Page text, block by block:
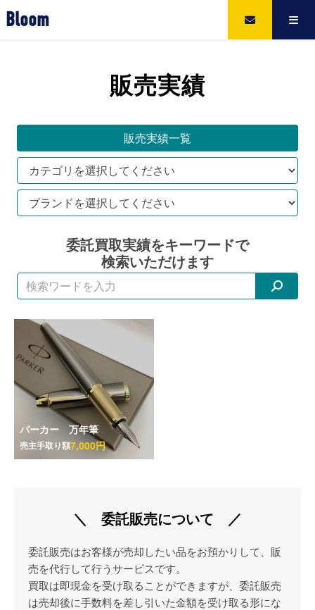
Bloom
販売実績
販売実績一覧
委託買取実績をキーワードで
検索いただけます
パーカー 万年筆
売主手取り額7,000円
＼ 委託販売について ／
委託販売はお客様が売却したい品をお預かりして、販
売を代行して行うサービスです。
買取は即現金を受け取ることができますが、委託販売
は売却後に手数料を差し引いた金額を受け取る形にな